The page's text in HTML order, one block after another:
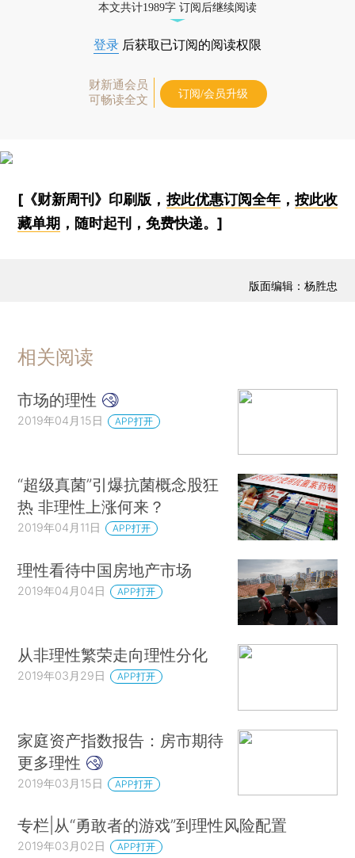
本文共计1989字 订阅后继续阅读
登录 后获取已订阅的阅读权限
财新通会员
可畅读全文
订阅/会员升级
[《财新周刊》印刷版， 按此优惠订阅全年， 按此收
藏单期 ，随时起刊，免费快递。]
版面编辑：杨胜忠
相关阅读
市场的理性
2019年04月15日 APP打开
“超级真菌”引爆抗菌概念股狂
热 非理性上涨何来？
2019年04月11日 APP打开
理性看待中国房地产市场
2019年04月04日 APP打开
从非理性繁荣走向理性分化
2019年03月29日 APP打开
家庭资产指数报告：房市期待
更多理性
2019年03月15日 APP打开
专栏|从“勇敢者的游戏”到理性风险配置
2019年03月02日 APP打开